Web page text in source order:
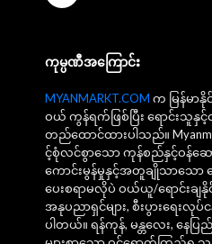
ကုမ္ပဏီအကြောင်း
MYANMARKT.COM က မြန်မာ
ဝယ် ကွန်ရက်ဖြစ်ပြီး ရောင်းသူ
တည်ထောင်ထားပါသည်။
င့်စုံလင်စွာသော ကုန်စည်နှင့်ဝန်ဆ
ကောင်းမွန်မှုနှင့်အတူချိုသာသော ဈ
ပေးစရာမလိုပဲ ဝယ်ယူ/ရောင်းချနို
အနုပညာရှင်များ, စီးပွားရေးလုပ်င
ပါတယ်။ ရန်ကုန်, မန္တလေး, နေပြ